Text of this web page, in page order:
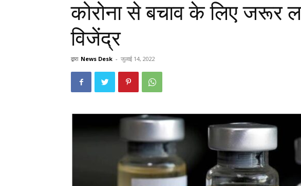
कोरोना से बचाव के लिए जरूर
विजेंद्र
द्वारा News Desk - जुलाई 14, 2022